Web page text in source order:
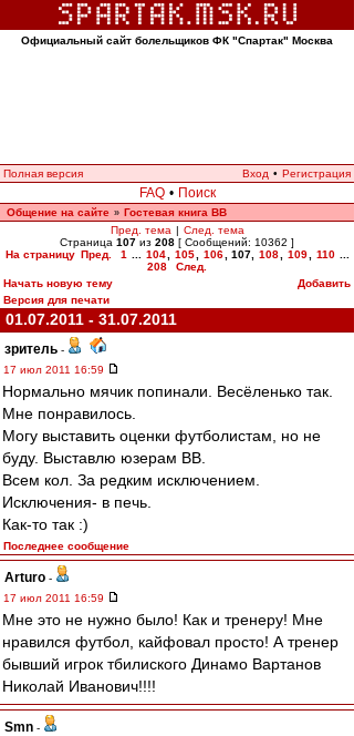
Официальный сайт болельщиков ФК "Спартак" Москва
Полная версия Вход • Регистрация
FAQ • Поиск
Общение на сайте » Гостевая книга ВВ
Пред. тема | След. тема
Страница 107 из 208 [ Сообщений: 10362 ]
На страницу Пред. 1 104 105 106 107 108 109 110
208
След.
Начать новую тему
Добавить
Версия для печати
01.07.2011 - 31.07.2011
зpитель -
17 июл 2011 16:59
Нормально мячик попинали. Весёленько так.
Мне понравилось.
Могу выставить оценки футболистам, но не
буду. Выставлю юзерам ВВ.
Всем кол. За редким исключением.
Исключения- в печь.
Как-то так :)
Последнее сообщение
Arturo -
17 июл 2011 16:59
Мне это не нужно было! Как и тренеру! Мне
нравился футбол, кайфовал просто! А тренер
бывший игрок тбилиского Динамо Вартанов
Николай Иванович!!!!
Smn -